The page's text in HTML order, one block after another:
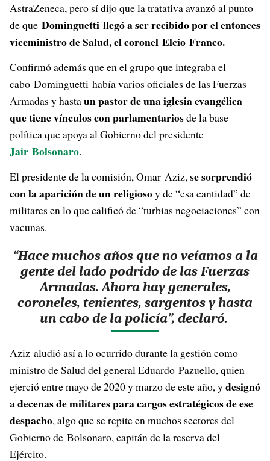
AstraZeneca, pero sí dijo que la tratativa avanzó al punto
de que Dominguetti llegó a ser recibido por el entonces
viceministro de Salud, el coronel Elcio Franco.
Confirmó además que en el grupo que integraba el
cabo Dominguetti había varios oficiales de las Fuerzas
Armadas y hastaun pastor de una iglesia evangélica
que tiene vínculos con parlamentariosde la base
política que apoya al Gobierno del presidente
Jair Bolsonaro.
El presidente de la comisión, Omar Aziz,se sorprendió
con la aparición de un religiosoy de “esa cantidad” de
militares en lo que calificó de “turbias negociaciones” con
vacunas.
“Hace muchos años que no veíamos a la
gente del lado podrido de las Fuerzas
Armadas. Ahora hay generales,
coroneles, tenientes, sargentos y hasta
un cabo de la policía”, declaró.
Aziz aludió así a lo ocurrido durante la gestión como
ministro de Salud del general Eduardo Pazuello, quien
ejerció entre mayo de 2020 y marzo de este año, ydesignó
a decenas de militares para cargos estratégicos de ese
despacho, algo que se repite en muchos sectores del
Gobierno de Bolsonaro, capitán de la reserva del
Ejército.